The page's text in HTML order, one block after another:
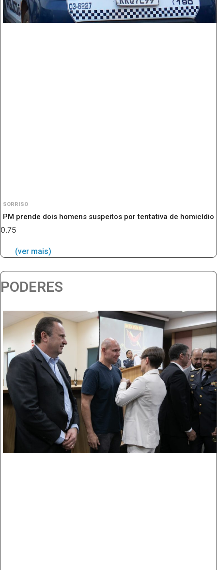
SORRISO
PM prende dois homens suspeitos por tentativa de homicídio
(ver mais)
PODERES